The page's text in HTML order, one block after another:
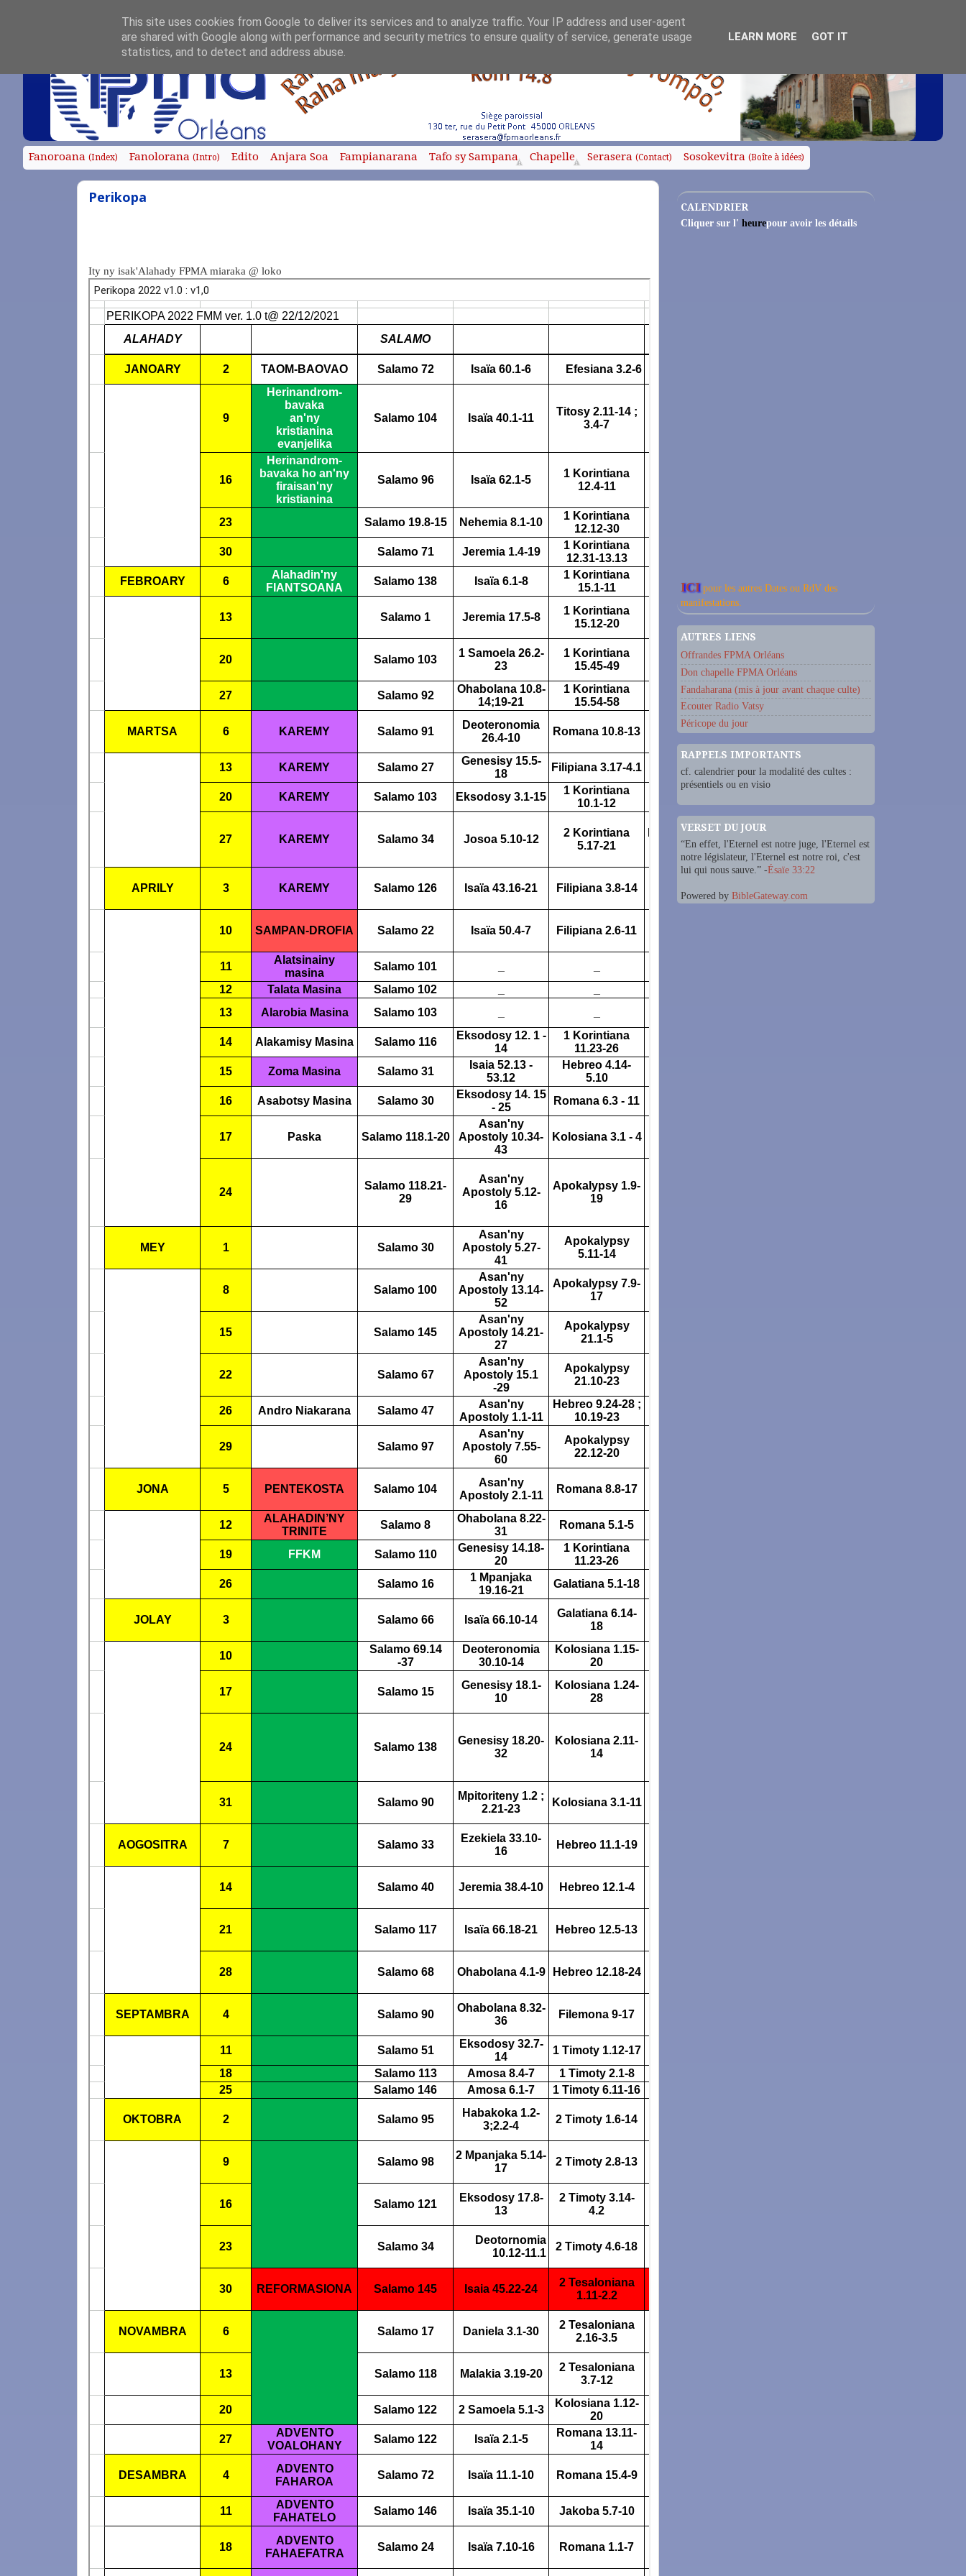
Fanoroana (Index) Fanolorana (Intro) Edito Anjara Soa Fampianarana Tafo sy Sampana Chapelle Serasera (Contact) Sosokevitra (Boîte à idées)
Perikopa
Ity ny isak'Alahady FPMA miaraka @ loko
CALENDRIER
Cliquer sur l' heurepour avoir les détails
ICI pour les autres Dates ou RdV des
manifestations.
AUTRES LIENS
Offrandes FPMA Orléans
Don chapelle FPMA Orléans
Fandaharana (mis à jour avant chaque culte)
Ecouter Radio Vatsy
Péricope du jour
RAPPELS IMPORTANTS
cf. calendrier pour la modalité des cultes :
présentiels ou en visio
VERSET DU JOUR
“En effet, l'Eternel est notre juge, l'Eternel est
notre législateur, l'Eternel est notre roi, c'est
lui qui nous sauve.” -Ésaïe 33:22
Powered by BibleGateway.com
This site uses cookies from Google to deliver its services and to analyze traffic. Your IP address and user-agent
are shared with Google along with performance and security metrics to ensure quality of service, generate usage
statistics, and to detect and address abuse.
LEARN MORE GOT IT